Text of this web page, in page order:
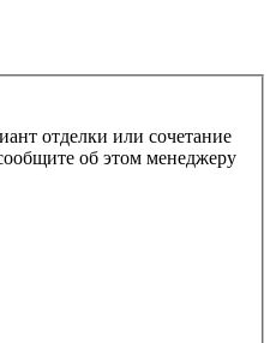
отделки или сочетание
об этом менеджеру